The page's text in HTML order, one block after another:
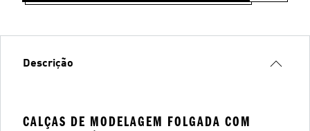
Descrição
CALÇAS DE MODELAGEM FOLGADA COM